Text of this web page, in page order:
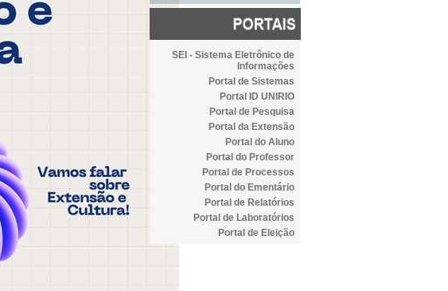
SEI - Sistema Eletrônico de
Informações
Portal de Sistemas
Portal ID UNIRIO
Portal de Pesquisa
Portal da Extensão
Portal do Aluno
Portal do Professor
Portal de Processos
Portal do Ementário
Portal de Relatórios
Portal de Laboratórios
Portal de Eleição